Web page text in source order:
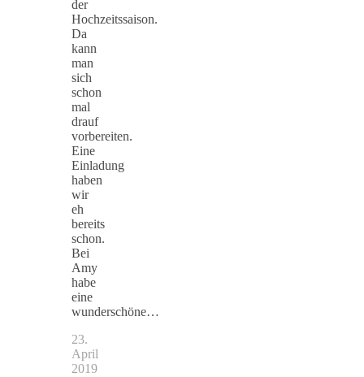
der
Hochzeitssaison.
Da
kann
man
sich
schon
mal
drauf
vorbereiten.
Eine
Einladung
haben
wir
eh
bereits
schon.
Bei
Amy
habe
eine
wunderschöne…
23.
April
2019